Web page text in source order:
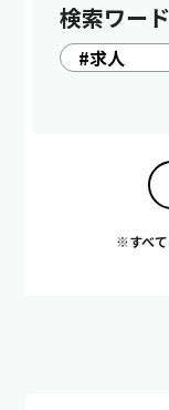
検索ワード
※すべて